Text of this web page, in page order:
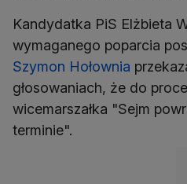
Kandydatka PiS Elżbieta
wymaganego poparcia
Szymon Hołownia
głosowaniach, że do
wicemarszałka "Sejm
terminie".